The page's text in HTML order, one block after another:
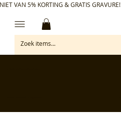
VAN 5% KORTING & GRATIS GRAVURE!